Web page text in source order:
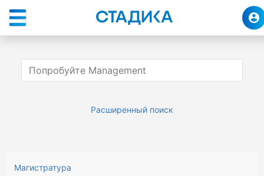
Расширенный поиск
Магистратура